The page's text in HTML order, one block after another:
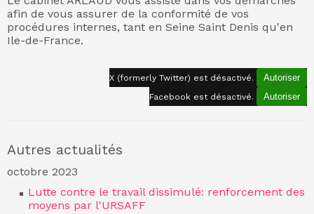
afin de vous assurer de la conformité de vos
procédures internes, tant en Seine Saint Denis qu'en
Ile-de-France.
X (formerly Twitter) est désactivé. Autoriser
Facebook est désactivé. Autoriser
Autres actualités
octobre 2023
Lutte contre le travail dissimulé: renforcement des
moyens par l'URSAFF